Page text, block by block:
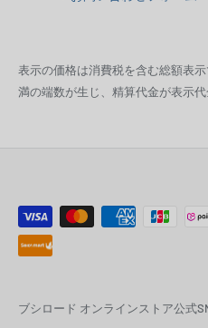
表示の価格は消費税を含む総額表
満の端数が生じ、精算代金が表示
ブシロード オンラインストア公式